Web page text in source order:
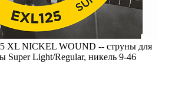
XL NICKEL WOUND -- струны для
Super Light/Regular, никель 9-46